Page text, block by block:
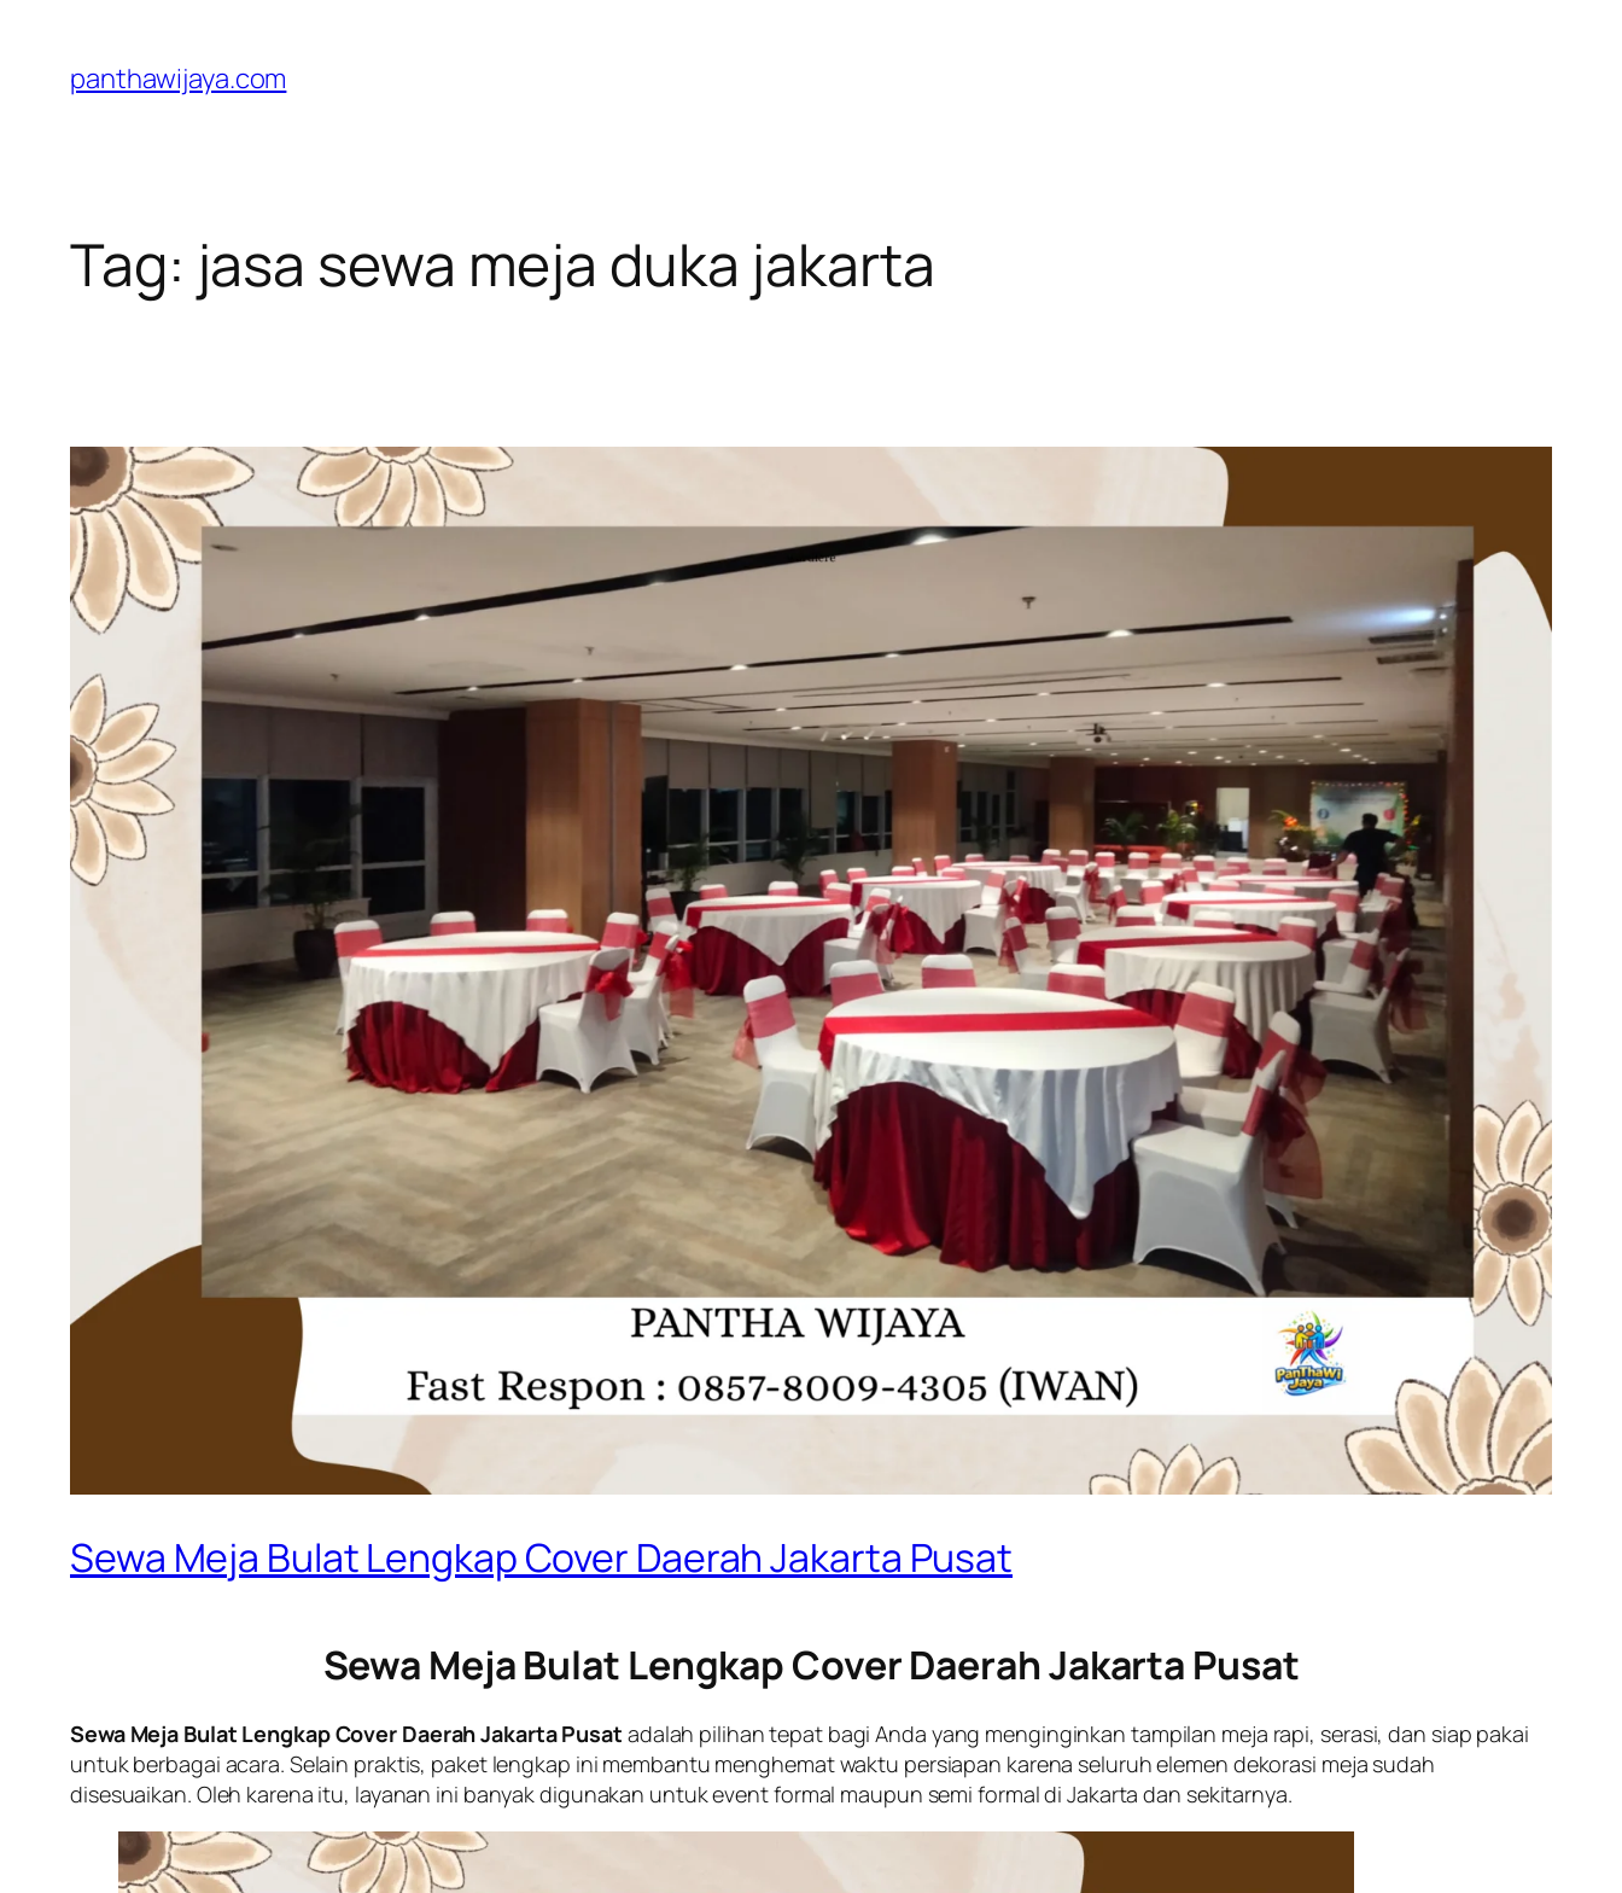
konten
panthawijaya.com
Tag: jasa sewa meja duka jakarta
Sewa Meja Bulat Lengkap Cover Daerah Jakarta Pusat
Sewa Meja Bulat Lengkap Cover Daerah Jakarta Pusat
Sewa Meja Bulat Lengkap Cover Daerah Jakarta Pusat adalah pilihan tepat bagi Anda yang menginginkan tampilan meja rapi, serasi, dan siap pakai
untuk berbagai acara. Selain praktis, paket lengkap ini membantu menghemat waktu persiapan karena seluruh elemen dekorasi meja sudah
disesuaikan. Oleh karena itu, layanan ini banyak digunakan untuk event formal maupun semi formal di Jakarta dan sekitarnya.